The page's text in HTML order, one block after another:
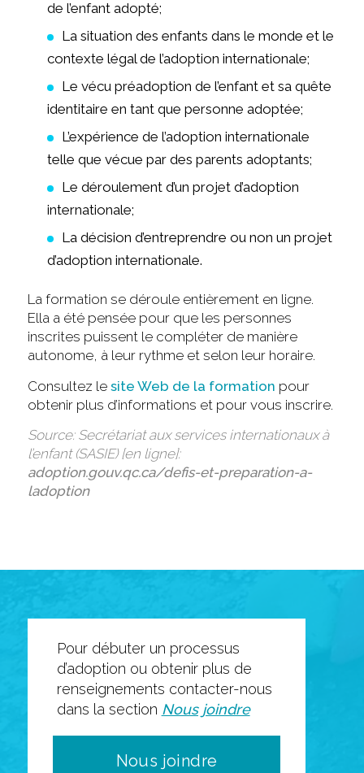
de l’enfant adopté;
La situation des enfants dans le monde et le
contexte légal de l’adoption internationale;
Le vécu préadoption de l’enfant et sa quête
identitaire en tant que personne adoptée;
L’expérience de l’adoption internationale
telle que vécue par des parents adoptants;
Le déroulement d’un projet d’adoption
internationale;
La décision d’entreprendre ou non un projet
d’adoption internationale.
La formation se déroule entièrement en ligne.
Ella a été pensée pour que les personnes
inscrites puissent le compléter de manière
autonome, à leur rythme et selon leur horaire.
Consultez le site Web de la formation pour
obtenir plus d’informations et pour vous inscrire.
Source: Secrétariat aux services internationaux à
l’enfant (SASIE) [en ligne]:
adoption.gouv.qc.ca/defis-et-preparation-a-
ladoption
Pour débuter un processus
d’adoption ou obtenir plus de
renseignements contacter-nous
dans la section Nous joindre
Nous joindre